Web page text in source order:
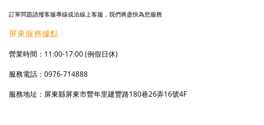
訂單問題請撥客服專線或洽線上客服，我們將盡快為您服務
屏東服務據點
營業時間：11:00-17:00 (例假日休)
服務電話 ： 0976-714888
服務地址 ： 屏東縣屏東市豐年里建豐路180巷26弄16號4F